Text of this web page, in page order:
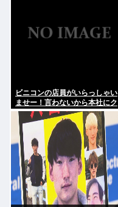
ビニコンの店員がいらっしゃい
ませー！言わないから本社にク
レームいれてやりましたよ！
www